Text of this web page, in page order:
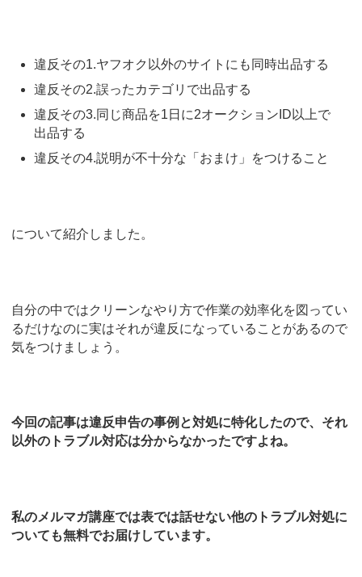
違反その1.ヤフオク以外のサイトにも同時出品する
違反その2.誤ったカテゴリで出品する
違反その3.同じ商品を1日に2オークションID以上で
出品する
違反その4.説明が不十分な「おまけ」をつけること
について紹介しました。
自分の中ではクリーンなやり方で作業の効率化を図ってい
るだけなのに実はそれが違反になっていることがあるので
気をつけましょう。
今回の記事は違反申告の事例と対処に特化したので、それ
以外のトラブル対応は分からなかったですよね。
私のメルマガ講座では表では話せない他のトラブル対処に
ついても無料でお届けしています。